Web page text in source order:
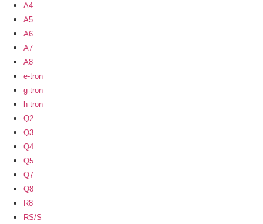
A4
A5
A6
A7
A8
e-tron
g-tron
h-tron
Q2
Q3
Q4
Q5
Q7
Q8
R8
RS/S